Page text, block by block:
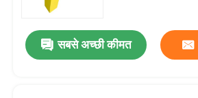
सबसे अच्छी कीमत